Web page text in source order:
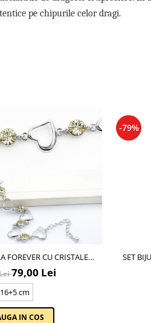
pe chipurile celor dragi.
FOREVER CU CRISTALE
+ CERCEI CADOU
79,00 Lei
16+5 cm
IN COS
-79%
SET